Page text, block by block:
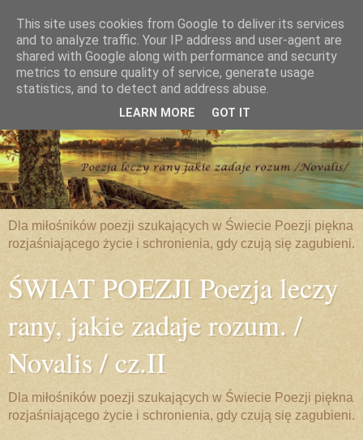
Dla miłośników poezji szukających w Świecie Poezji piękna
rozjaśniającego życie i schronienia, gdy czują się zagubieni.
ŚWIAT POEZJI Poezja leczy
rany, jakie zadaje rozum. /
Novalis / cz.II
Dla miłośników poezji szukających w Świecie Poezji piękna
rozjaśniającego życie i schronienia, gdy czują się zagubieni.
This site uses cookies from Google to deliver its services
and to analyze traffic. Your IP address and user-agent are
shared with Google along with performance and security
metrics to ensure quality of service, generate usage
statistics, and to detect and address abuse.
LEARN MORE GOT IT